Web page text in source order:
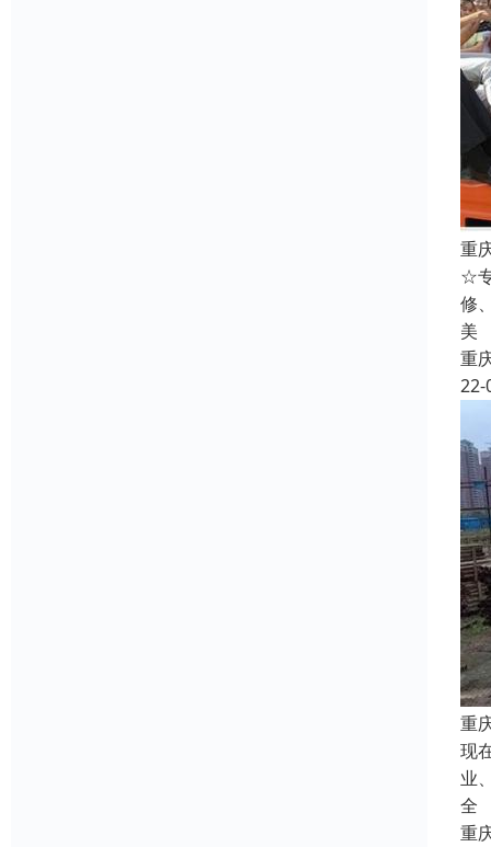
重
☆
修
美
重
22-
重
现
业
全
重